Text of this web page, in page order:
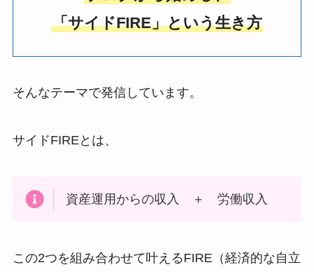
「サイドFIRE」という生き方
そんなテーマで発信しています。
サイドFIREとは、
資産運用からの収入 ＋ 労働収入
この2つを組み合わせて叶えるFIRE（経済的な自立